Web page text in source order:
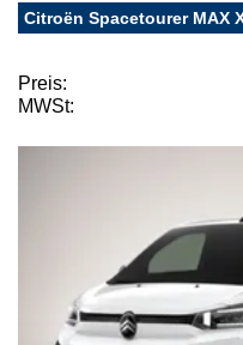
Citroën Spacetourer MAX
Preis:
MWSt: